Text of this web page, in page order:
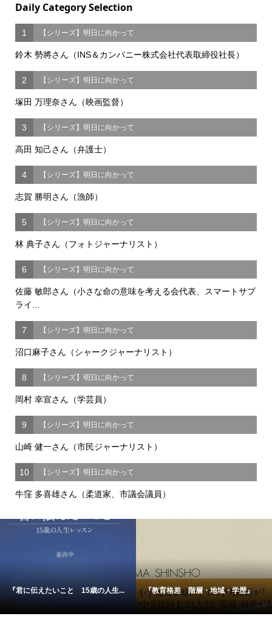
Daily Category Selection
1 【シリーズ】明日に向かって
鈴木 勢將さん（INS＆カンパニー株式会社代表取締役社長）
2 【シリーズ】明日に向かって
塚田 万理奈さん（映画監督）
3 【シリーズ】明日に向かって
高田 知己さん（弁護士）
4 【シリーズ】明日に向かって
志賀 勝明さん（漁師）
5 【シリーズ】明日に向かって
林 典子さん（フォトジャーナリスト）
6 【シリーズ】明日に向かって
佐藤 敏郎さん（小さな命の意味を考える会代表、スマートサプ
ライ...
7 【シリーズ】明日に向かって
沼口麻子さん（シャークジャーナリスト）
8 【シリーズ】明日に向かって
岡村 幸宣さん（学芸員）
9 【シリーズ】明日に向かって
山崎 健一さん（市民ジャーナリスト）
10 【シリーズ】明日に向かって
牛窪 多喜雄さん（柔道家、市議会議員）
『君に伝えたいこと 15歳の人生... 『教育格差 階層・地域・学歴』